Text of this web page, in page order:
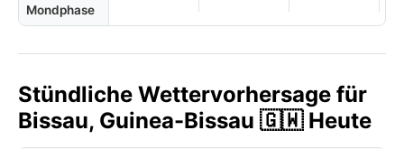
Mondphase
Stündliche Wettervorhersage für
Bissau, Guinea-Bissau 🇬🇼 Heute